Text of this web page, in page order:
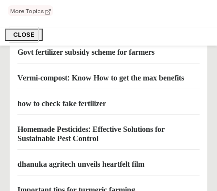
More Topics
CLOSE
Find out whether urea is available in government shops
or not by SMS on this number
Govt fertilizer subsidy scheme for farmers
Vermi-compost: Know How to get the max benefits
how to check fake fertilizer
Homemade Pesticides: Effective Solutions for
Sustainable Pest Control
dhanuka agritech unveils heartfelt film